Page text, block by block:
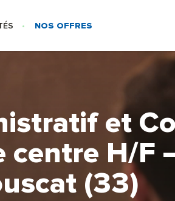
NOS OFFRES
et
centre H/F
(33)